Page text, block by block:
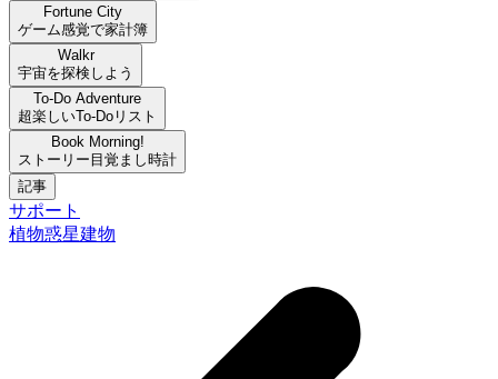
Fortune City
ゲーム感覚で家計簿
Walkr
宇宙を探検しよう
To-Do Adventure
超楽しいTo-Doリスト
Book Morning!
ストーリー目覚まし時計
記事
サポート
植物惑星建物